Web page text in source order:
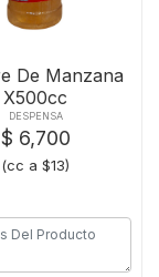
De Manzana
X500cc
DESPENSA
$ 6,700
(cc a $13)